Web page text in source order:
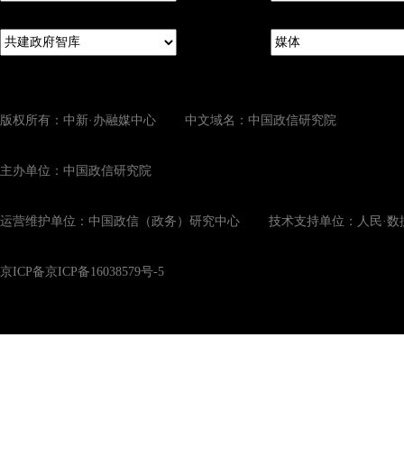
版权所有：中新·办融媒中心 中文域名：中国政信研究院
主办单位：中国政信研究院
运营维护单位：中国政信（政务）研究中心 技术支持单位：人民·数
京ICP备京ICP备16038579号-5